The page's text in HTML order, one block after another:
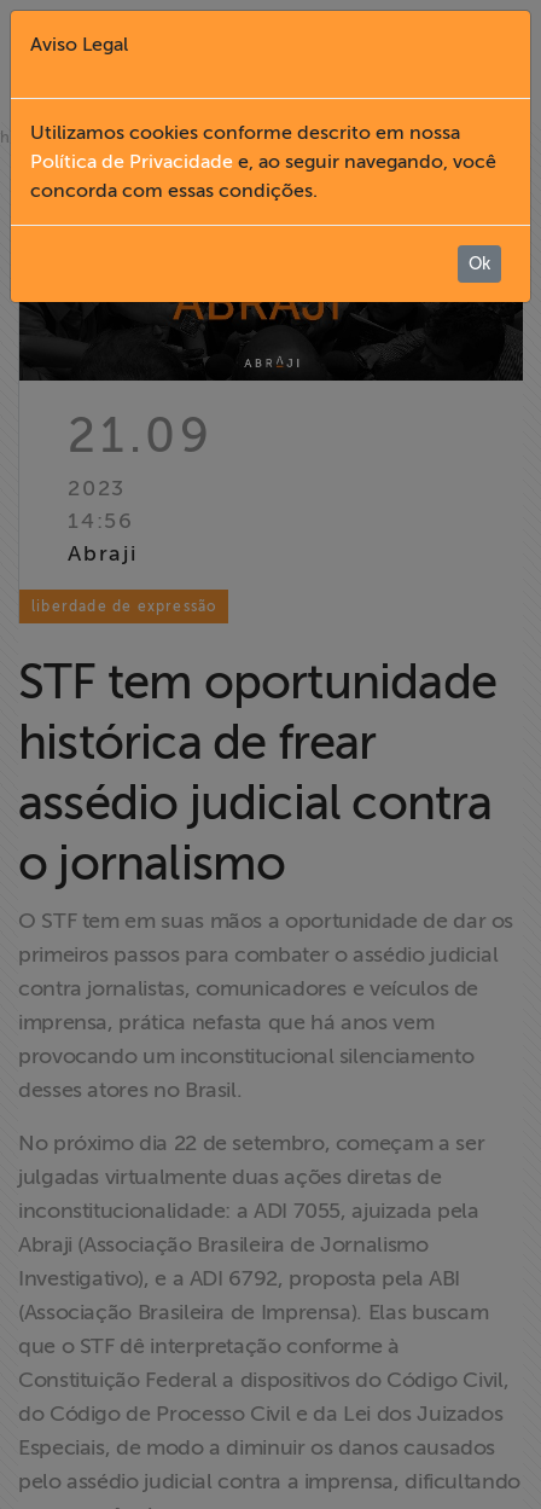
Fechar X
English
Institucional
Informação
Liberdade de
Expressão
Projetos
Proteção Legal
e Litigância
Documentários
dos
Homenageados
Notícias
Associe-se
Doe para
>> Conteúdo
exclusivo para
Assine a nossa
newsletter
Fale Conosco
home»notícias
21.09
2023
14:56
Abraji
liberdade de expressão
STF tem oportunidade
histórica de frear
assédio judicial contra
o jornalismo
O STF tem em suas mãos a oportunidade de dar os
primeiros passos para combater o assédio judicial
contra jornalistas, comunicadores e veículos de
imprensa, prática nefasta que há anos vem
provocando um inconstitucional silenciamento
desses atores no Brasil.
No próximo dia 22 de setembro, começam a ser
julgadas virtualmente duas ações diretas de
inconstitucionalidade: a ADI 7055, ajuizada pela
Abraji (Associação Brasileira de Jornalismo
Investigativo), e a ADI 6792, proposta pela ABI
(Associação Brasileira de Imprensa). Elas buscam
que o STF dê interpretação conforme à
Constituição Federal a dispositivos do Código Civil,
do Código de Processo Civil e da Lei dos Juizados
Especiais, de modo a diminuir os danos causados
pelo assédio judicial contra a imprensa, dificultando
Aviso Legal
Utilizamos cookies conforme descrito em nossa
Política de Privacidade e, ao seguir navegando, você
concorda com essas condições.
Ok